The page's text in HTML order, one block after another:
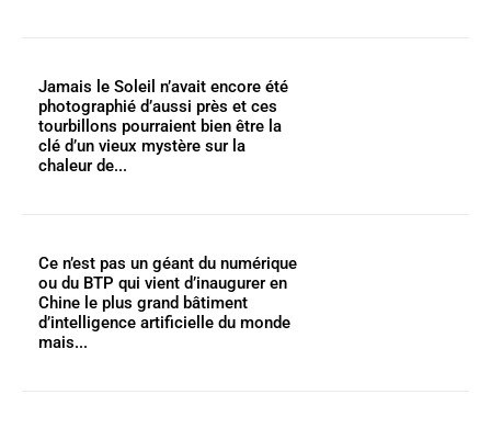
Jamais le Soleil n’avait encore été
photographié d’aussi près et ces
tourbillons pourraient bien être la
clé d’un vieux mystère sur la
chaleur de...
Ce n’est pas un géant du numérique
ou du BTP qui vient d’inaugurer en
Chine le plus grand bâtiment
d’intelligence artificielle du monde
mais...